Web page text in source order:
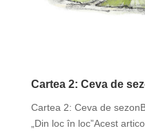
Cartea 2: Ceva de
Cartea 2: Ceva de
„Din loc în loc”Acest